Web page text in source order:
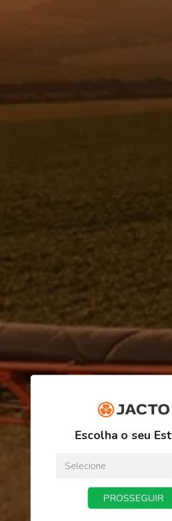
MÓDULO ABRE-LINHAS
ORDEM/PRODUTO
FINALIZAR PEDIDO
Receba
Escolha o seu
PROSSEGUIR